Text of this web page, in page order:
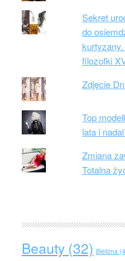
Sekret
do
filozofki
Zdjęcie
Top
lata i
Zmiana
Totalna
Beauty(32) Bielizna